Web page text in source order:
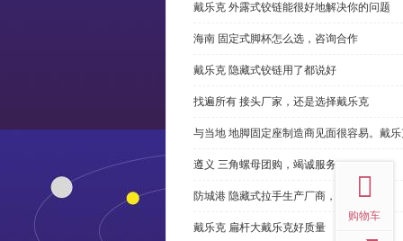
戴乐克 外露式铰链能很好地解决你的问题
海南 固定式脚杯怎么选，咨询合作
戴乐克 隐藏式铰链用了都说好
找遍所有 接头厂家，还是选择戴乐克
与当地 地脚固定座制造商见面很容易。戴
遵义 三角螺母团购，竭诚服务
防城港 隐藏式拉手生产厂商，尊重客户
戴乐克 扁杆大戴乐克好质量
购物车